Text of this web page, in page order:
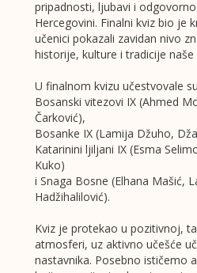
pripadnosti, ljubavi i
Hercegovini. Finalni kviz bio je
učenici pokazali zavidan nivo
historije, kulture i tradicije naše
U finalnom kvizu učestvovale
Bosanski vitezovi IX (Ahmed
Čarković),
Bosanke IX (Lamija Džuho,
Katarinini ljiljani IX (Esma
Kuko)
i Snaga Bosne (Elhana Mašić,
Hadžihalilović).
Kviz je protekao u pozitivnoj,
atmosferi, uz aktivno učešće
nastavnika. Posebno ističemo